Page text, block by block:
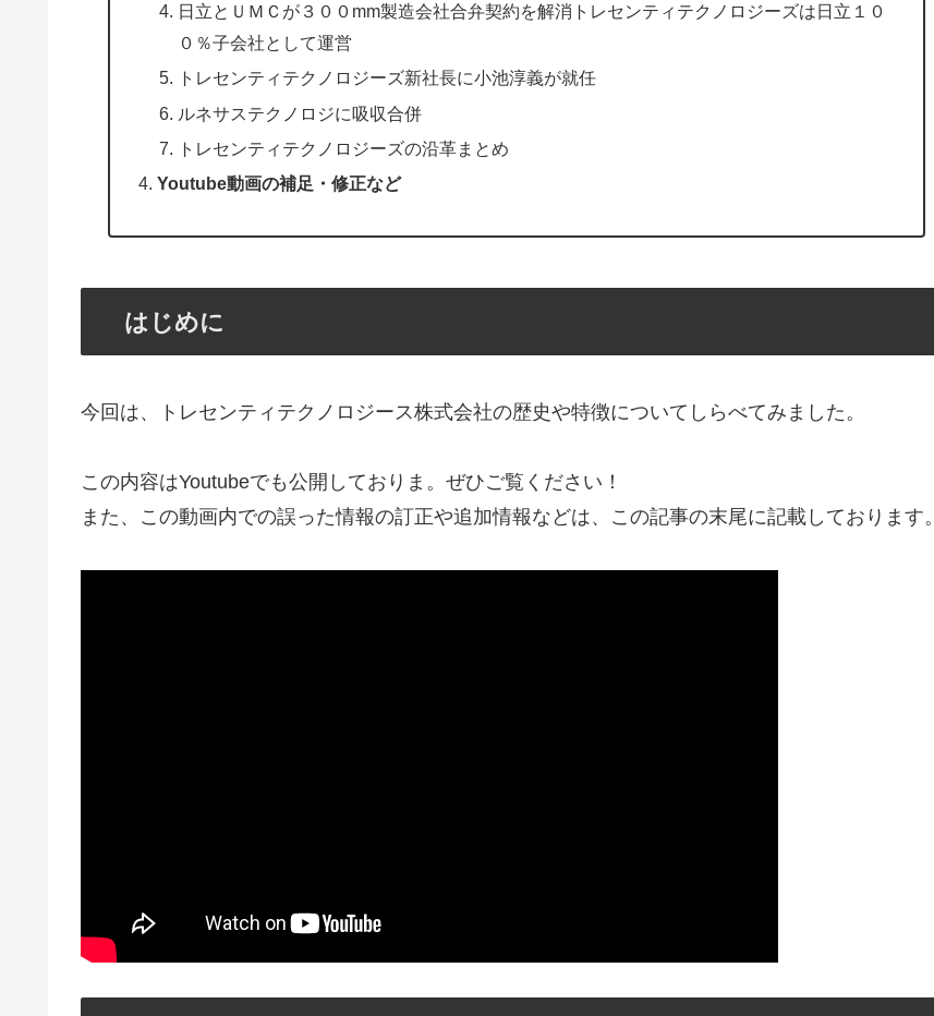
日立とＵＭＣが３００mm製造会社合弁契約を解消トレセンティテクノロジーズは日立１０
０％子会社として運営
トレセンティテクノロジーズ新社長に小池淳義が就任
ルネサステクノロジに吸収合併
トレセンティテクノロジーズの沿革まとめ
Youtube動画の補足・修正など
はじめに
今回は、トレセンティテクノロジース株式会社の歴史や特徴についてしらべてみました。
この内容はYoutubeでも公開しておりま。ぜひご覧ください！
また、この動画内での誤った情報の訂正や追加情報などは、この記事の末尾に記載しております。